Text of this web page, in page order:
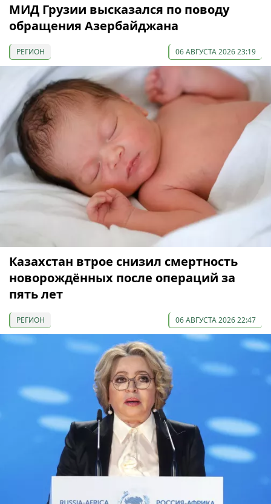
МИД Грузии высказался по поводу
обращения Азербайджана
РЕГИОН 06 АВГУСТА 2026 23:19
Казахстан втрое снизил смертность
новорождённых после операций за
пять лет
РЕГИОН 06 АВГУСТА 2026 22:47